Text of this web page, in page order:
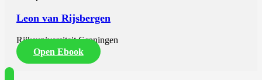
Leon van Rijsbergen
Rijksuniversiteit Groningen
Open Ebook